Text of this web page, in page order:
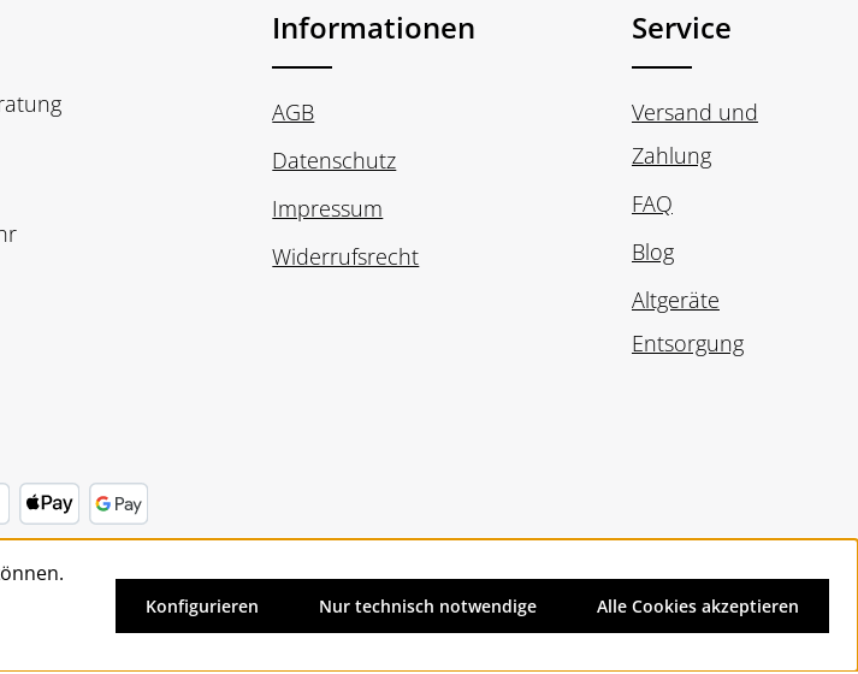
Informationen
AGB
Datenschutz
Impressum
Widerrufsrecht
Service
Versand und
Zahlung
FAQ
Blog
Altgeräte
Entsorgung
Mehrwertsteuer zzgl.Versandkostenund ggf. Nachnahmegebühren, wenn nicht anders angegeben.
Nur technisch notwendige
Konfigurieren Alle Cookies akzeptieren